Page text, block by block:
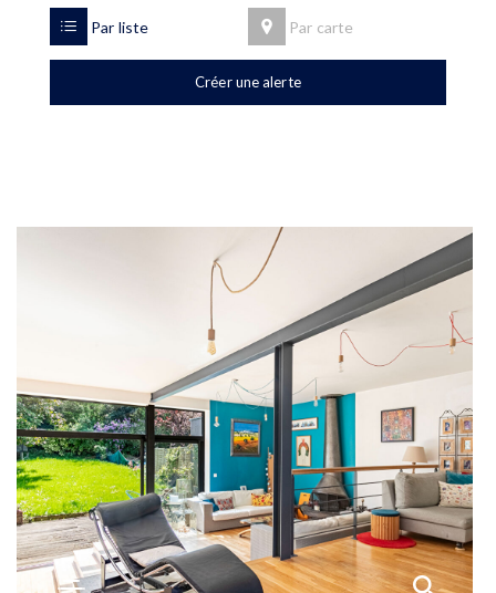
Par liste Par carte
Créer une alerte